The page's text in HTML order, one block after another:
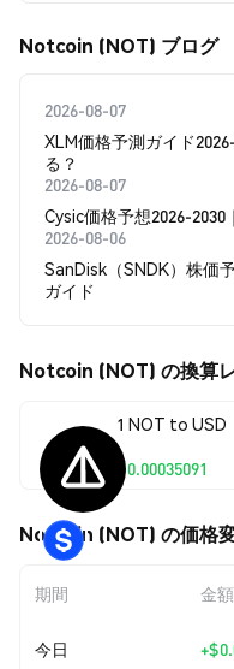
Notcoin (NOT) ブログ
2026-08-07
XLM価格予測ガイド
る？
2026-08-07
Cysic価格予想2026-
2026-08-06
SanDisk（SNDK）株価
ガイド
Notcoin (NOT) の換算
1 NOT to USD
$0.00035091
Notcoin (NOT) の価格
期間 金
今日 +